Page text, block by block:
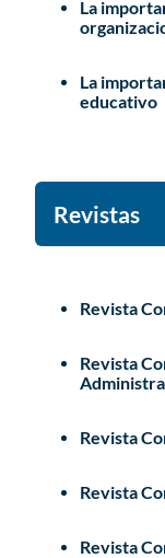
La
La
educativo
Revistas
Revista
Revista
Revista
Revista
Revista